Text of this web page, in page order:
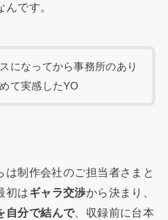
です。
になってから事務所のあり
て実感したYO
は制作会社のご担当者さまと
初はギャラ交渉から決まり、
自分で結んで、収録前に台本